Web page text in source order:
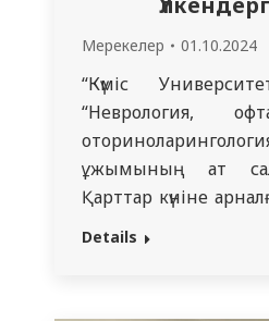
Мерекелер 01.10.2024
“Күміс
“Неврология,
ұжымының ат
Қарттар күніне
Бұл шара
Details